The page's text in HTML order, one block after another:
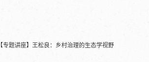
【专题讲座】王松良：乡村治理的生态学视野